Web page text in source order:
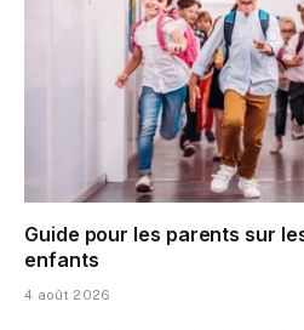
Guide pour les parents sur
enfants
4 août 2026